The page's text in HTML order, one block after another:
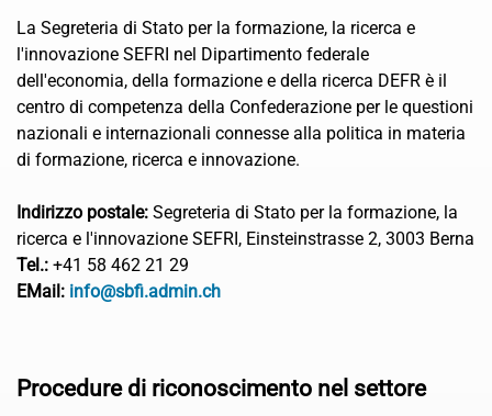
La Segreteria di Stato per la formazione, la ricerca e
l'innovazione SEFRI nel Dipartimento federale
dell'economia, della formazione e della ricerca DEFR è il
centro di competenza della Confederazione per le questioni
nazionali e internazionali connesse alla politica in materia
di formazione, ricerca e innovazione.
Indirizzo postale: Segreteria di Stato per la formazione, la
ricerca e l'innovazione SEFRI, Einsteinstrasse 2, 3003 Berna
Tel.: +41 58 462 21 29
EMail: info@sbfi.admin.ch
Procedure di riconoscimento nel settore